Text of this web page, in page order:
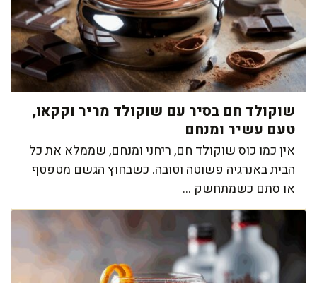
שוקולד חם בסיר עם שוקולד מריר וקקאו,
טעם עשיר ומנחם
אין כמו כוס שוקולד חם, ריחני ומנחם, שממלא את כל
הבית באנרגיה פשוטה וטובה. כשבחוץ הגשם מטפטף
או סתם כשמתחשק ...